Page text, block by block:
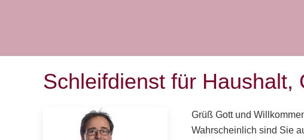
Schleifdienst für Haushalt,
Grüß Gott und
Wahrscheinlich sind Sie